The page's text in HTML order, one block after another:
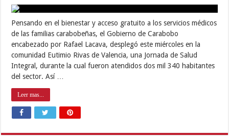
Pensando en el bienestar y acceso gratuito a los servicios médicos
de las familias carabobeñas, el Gobierno de Carabobo
encabezado por Rafael Lacava, desplegó este miércoles en la
comunidad Eutimio Rivas de Valencia, una Jornada de Salud
Integral, durante la cual fueron atendidos dos mil 340 habitantes
del sector. Así …
Leer mas...